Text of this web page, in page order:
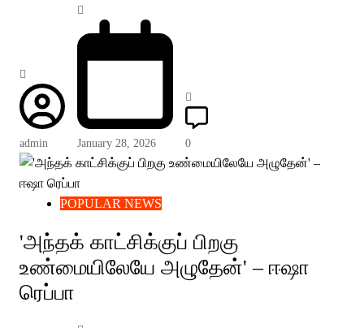
admin January 28, 2026 0
POPULAR NEWS
'அந்தக் காட்சிக்குப் பிறகு
உண்மையிலேயே அழுதேன்' – ஈஷா
ரெப்பா